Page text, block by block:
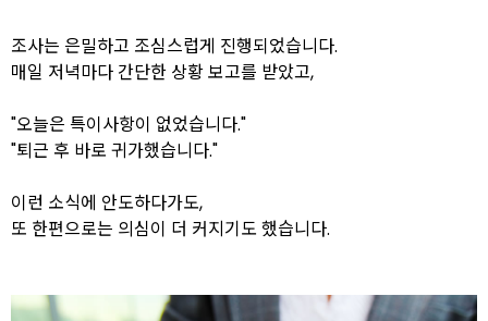
조사는 은밀하고 조심스럽게 진행되었습니다.
매일 저녁마다 간단한 상황 보고를 받았고,
"오늘은 특이사항이 없었습니다."
"퇴근 후 바로 귀가했습니다."
이런 소식에 안도하다가도,
또 한편으로는 의심이 더 커지기도 했습니다.